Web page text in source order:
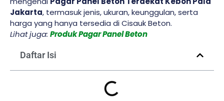
Jakarta, termasuk jenis, ukuran, keunggulan, serta
harga yang hanya tersedia di Cisauk Beton.
Lihat juga: Produk Pagar Panel Beton
Daftar Isi